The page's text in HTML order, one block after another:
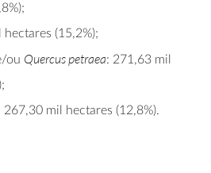
(15,2%);
ou Quercus petraea: 271,63 mil
mil hectares (12,8%).